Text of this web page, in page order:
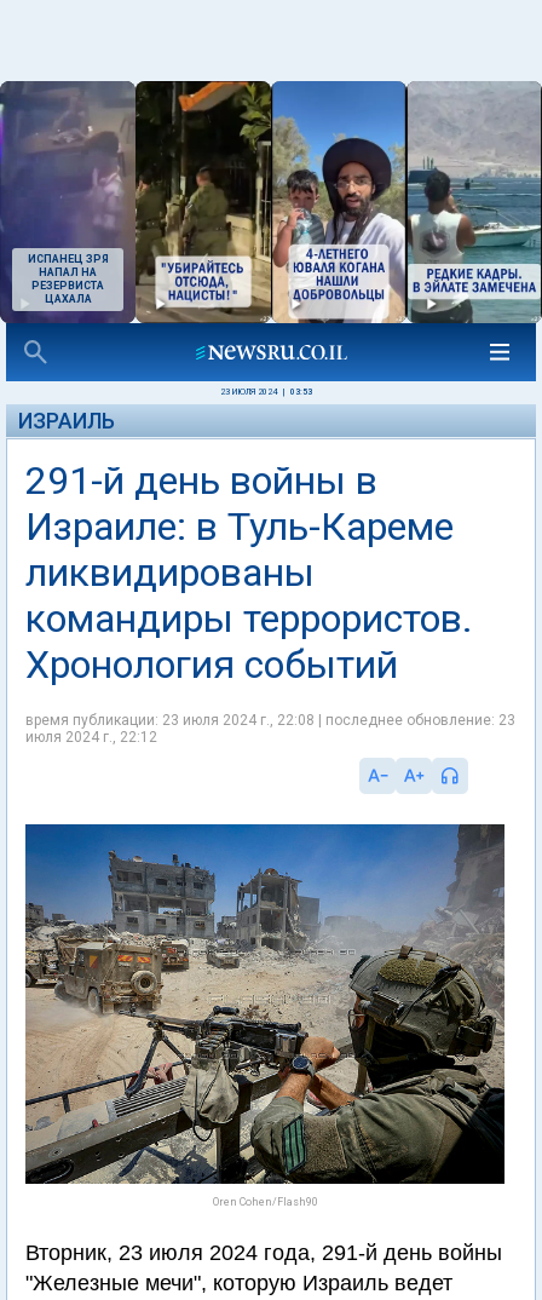
ИСПАНЕЦ ЗРЯ
НАПАЛ НА
РЕЗЕРВИСТА
ЦАХАЛА
23 ИЮЛЯ 2024 03:53
ИЗРАИЛЬ
291-й день войны в
Израиле: в Туль-Кареме
ликвидированы
командиры террористов.
Хронология событий
время публикации: 23 июля 2024 г., 22:08 | последнее обновление: 23
июля 2024 г., 22:12
Oren Cohen/Flash90
Вторник, 23 июля 2024 года, 291-й день войны
"Железные мечи", которую Израиль ведет